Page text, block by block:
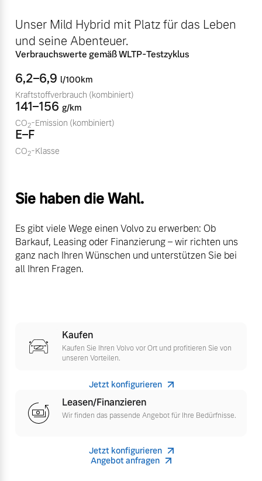
Fahrzeug konfigurieren
Sofort verfügbare Fahrzeuge
Volvo Selekt
Editionsmodelle
Jetzt kennenlernen
Sommer Kompletträder.
Bitte sprechen Sie uns
direkt an.
Finanzierung & Leasing
Versicherung
Unser Mild Hybrid mit Platz für das Leben
und seine Abenteuer.
Verbrauchswerte gemäß WLTP-Testzyklus
6,2–6,9 l/100km
Kraftstoffverbrauch (kombiniert)
141–156 g/km
CO2-Emission (kombiniert)
E–F
CO2-Klasse
Sie haben die Wahl.
Es gibt viele Wege einen Volvo zu erwerben: Ob
Barkauf, Leasing oder Finanzierung – wir richten uns
ganz nach Ihren Wünschen und unterstützen Sie bei
all Ihren Fragen.
Kaufen
Kaufen Sie Ihren Volvo vor Ort und profitieren Sie von
unseren Vorteilen.
Jetzt konfigurieren
Leasen/Finanzieren
Wir finden das passende Angebot für Ihre Bedürfnisse.
Jetzt konfigurieren
Angebot anfragen